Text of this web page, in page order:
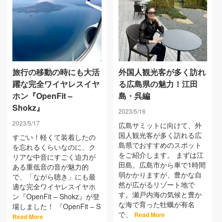
旅行の移動の時にも大活
躍な完全ワイヤレスイヤ
ホン『OpenFit –
Shokz』
2023/5/17
すごい！軽くて装着したの
を忘れるくらいなのに、ク
リアな中音にすごく迫力が
ある重低音の音が魅力的
で、「ながら聴き」にも最
適な完全ワイヤレスイヤホ
ン『OpenFit – Shokz』が登
場しました！ 『OpenFit – S
Read More
外国人観光客が多く訪れ
る広島県の魅力！江田
島・呉編
2023/5/16
広島サミットに向けて、外
国人観光客が多く訪れる広
島県でおすすめのスポット
をご紹介します。 まずは江
田島。広島市から車で1時間
弱かかりますが、豊かな自
然が広がるリゾート地で
す。瀬戸内海の気候と豊か
な海で育った牡蠣が有名
で、
Read More